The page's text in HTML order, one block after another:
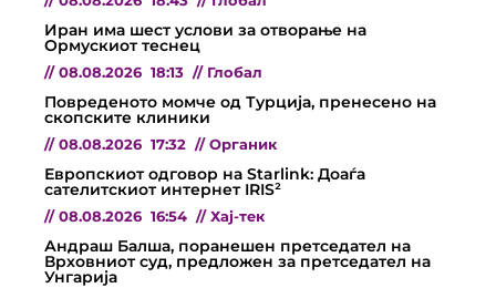
Иран има шест услови за отворање на
Ормускиот теснец
// 08.08.2026 18:13 // Глобал
Повреденото момче од Турција, пренесено на
скопските клиники
// 08.08.2026 17:32 // Органик
Европскиот одговор на Starlink: Доаѓа
сателитскиот интернет IRIS²
// 08.08.2026 16:54 // Хај-тек
Андраш Балша, поранешен претседател на
Врховниот суд, предложен за претседател на
Унгарија